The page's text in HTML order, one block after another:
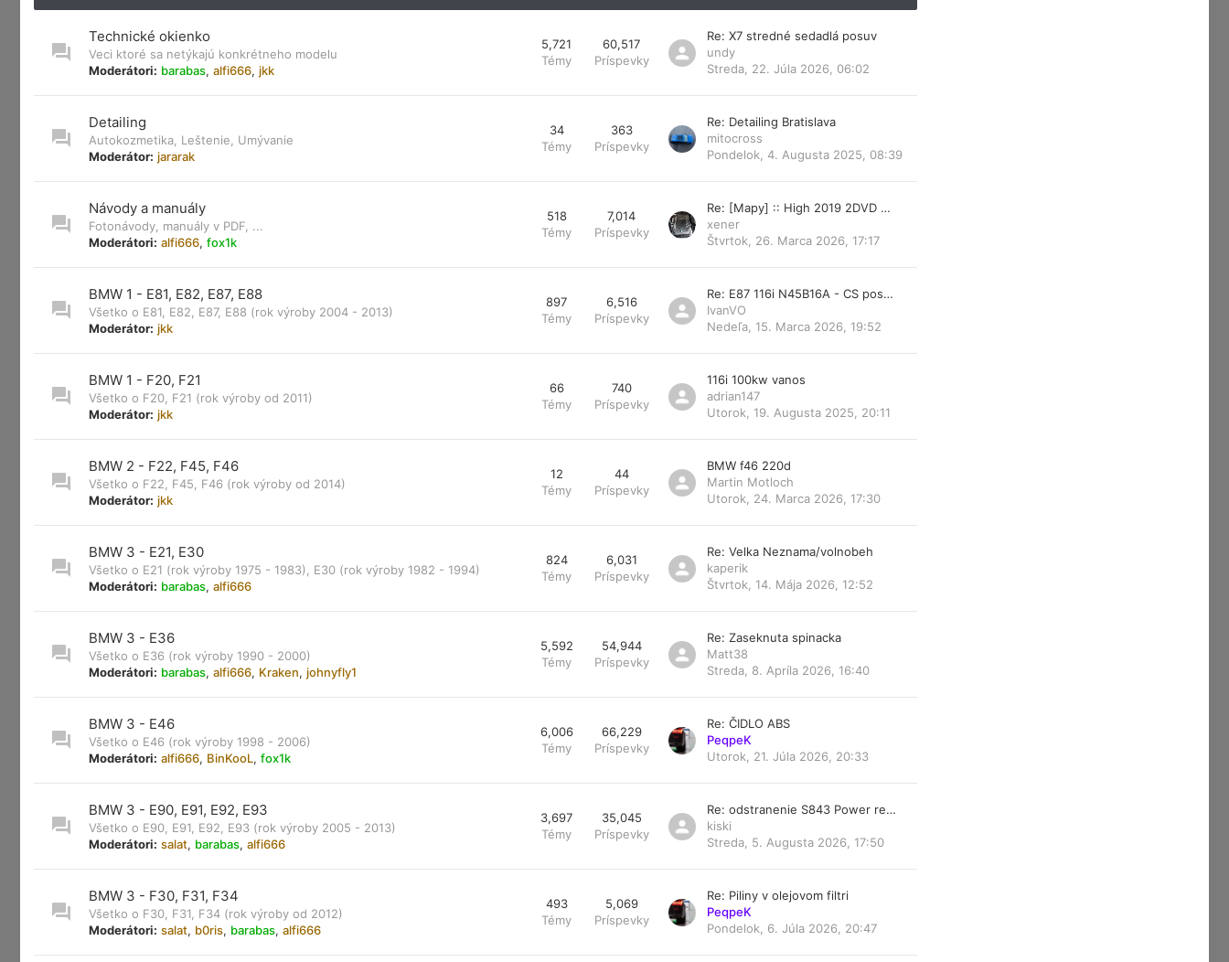
Technické okienko
Veci ktoré sa netýkajú konkrétneho modelu
Moderátori: barabas, alfi666, jkk
5,721
Témy
60,517
Príspevky
Re: X7 stredné sedadlá posuv
undy
Streda, 22. Júla 2026, 06:02
Detailing
Autokozmetika, Leštenie, Umývanie
Moderátor: jararak
34
Témy
363
Príspevky
Re: Detailing Bratislava
mitocross
Pondelok, 4. Augusta 2025, 08:39
Návody a manuály
Fotonávody, manuály v PDF, ...
Moderátori: alfi666, fox1k
518
Témy
7,014
Príspevky
Re: [Mapy] :: High 2019 2DVD …
xener
Štvrtok, 26. Marca 2026, 17:17
BMW 1 - E81, E82, E87, E88
Všetko o E81, E82, E87, E88 (rok výroby 2004 - 2013)
Moderátor: jkk
897
Témy
6,516
Príspevky
Re: E87 116i N45B16A - CS pos…
IvanVO
Nedeľa, 15. Marca 2026, 19:52
BMW 1 - F20, F21
Všetko o F20, F21 (rok výroby od 2011)
Moderátor: jkk
66
Témy
740
Príspevky
116i 100kw vanos
adrian147
Utorok, 19. Augusta 2025, 20:11
BMW 2 - F22, F45, F46
Všetko o F22, F45, F46 (rok výroby od 2014)
Moderátor: jkk
12
Témy
44
Príspevky
BMW f46 220d
Martin Motloch
Utorok, 24. Marca 2026, 17:30
BMW 3 - E21, E30
Všetko o E21 (rok výroby 1975 - 1983), E30 (rok výroby 1982 - 1994)
Moderátori: barabas, alfi666
824
Témy
6,031
Príspevky
Re: Velka Neznama/volnobeh
kaperik
Štvrtok, 14. Mája 2026, 12:52
BMW 3 - E36
Všetko o E36 (rok výroby 1990 - 2000)
Moderátori: barabas, alfi666, Kraken, johnyfly1
5,592
Témy
54,944
Príspevky
Re: Zaseknuta spinacka
Matt38
Streda, 8. Apríla 2026, 16:40
BMW 3 - E46
Všetko o E46 (rok výroby 1998 - 2006)
Moderátori: alfi666, BinKooL, fox1k
6,006
Témy
66,229
Príspevky
Re: ČIDLO ABS
PeqpeK
Utorok, 21. Júla 2026, 20:33
BMW 3 - E90, E91, E92, E93
Všetko o E90, E91, E92, E93 (rok výroby 2005 - 2013)
Moderátori: salat, barabas, alfi666
3,697
Témy
35,045
Príspevky
Re: odstranenie S843 Power re…
kiski
Streda, 5. Augusta 2026, 17:50
BMW 3 - F30, F31, F34
Všetko o F30, F31, F34 (rok výroby od 2012)
Moderátori: salat, b0ris, barabas, alfi666
493
Témy
5,069
Príspevky
Re: Piliny v olejovom filtri
PeqpeK
Pondelok, 6. Júla 2026, 20:47